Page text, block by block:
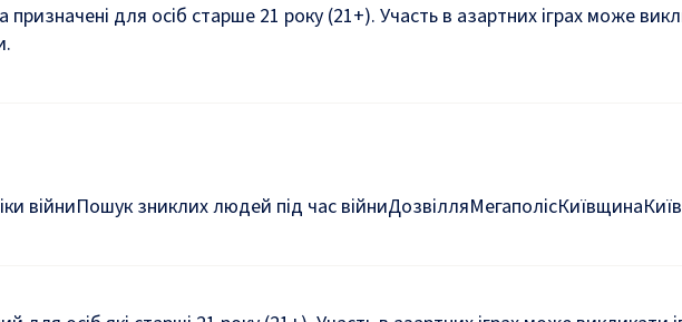
для осіб старше 21 року (21+). Участь в азартних іграх може
війниПошук зниклих людей під час війниДозвілляМегаполісКиївщина